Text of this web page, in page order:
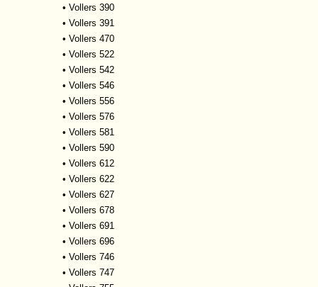
• Vollers 390
• Vollers 391
• Vollers 470
• Vollers 522
• Vollers 542
• Vollers 546
• Vollers 556
• Vollers 576
• Vollers 581
• Vollers 590
• Vollers 612
• Vollers 622
• Vollers 627
• Vollers 678
• Vollers 691
• Vollers 696
• Vollers 746
• Vollers 747